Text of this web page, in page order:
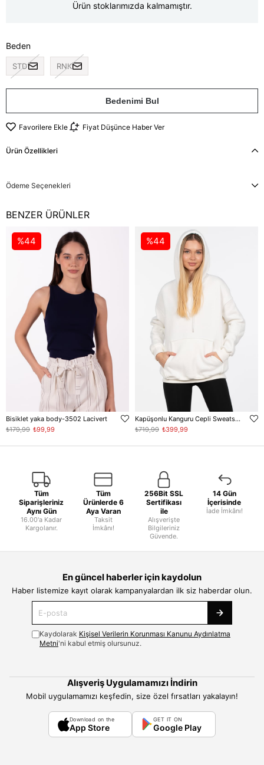
Ürün stoklarımızda kalmamıştır.
Beden
STD RNK
Bedenimi Bul
Favorilere Ekle Fiyat Düşünce Haber Ver
Ürün Özellikleri
Ödeme Seçenekleri
BENZER ÜRÜNLER
Bisiklet yaka body-3502 Lacivert
₺99,99
₺179,99
%44
Kapüşonlu Kanguru Cepli Sweatshirt - Ekru
₺399,99
₺719,99
%44
Tüm
Siparişleriniz
Aynı Gün
16.00'a Kadar
Kargolanır.
Tüm
Ürünlerde 6
Aya Varan
Taksit
İmkânı!
256Bit SSL
Sertifikası
ile
Alışverişte
Bilgileriniz
Güvende.
14 Gün
İçerisinde
İade İmkânı!
En güncel haberler için kaydolun
Haber listemize kayıt olarak kampanyalardan ilk siz haberdar olun.
Kaydolarak Kişisel Verilerin Korunması Kanunu Aydınlatma
Metni'ni kabul etmiş olursunuz.
Alışveriş Uygulamamızı İndirin
Mobil uygulamamızı keşfedin, size özel fırsatları yakalayın!
Download on the
App Store
GET IT ON
Google Play